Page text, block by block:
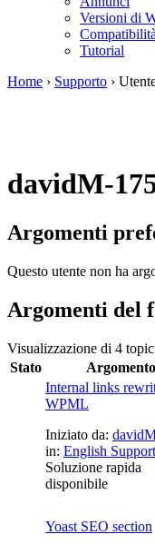
Versioni di
Compatibilità
Tutorial
Home › Supporto ›
davidM-
Argomenti
Questo utente non ha
Argomenti del
Visualizzazione di 4
Stato
Argomento
Internal links
WPML
Iniziato da:
in: English Support
Soluzione rapida
disponibile
Yoast SEO section